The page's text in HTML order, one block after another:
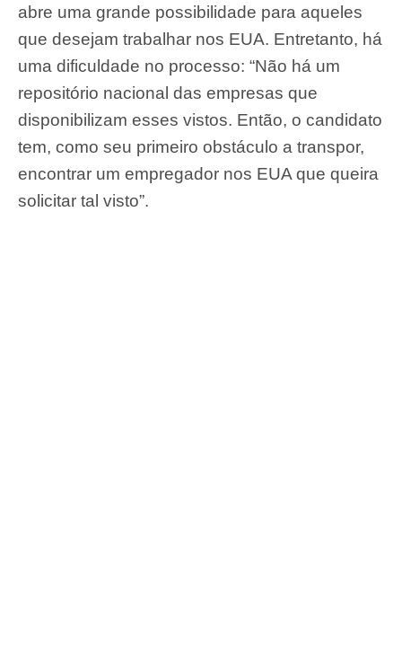
abre uma grande possibilidade para aqueles
que desejam trabalhar nos EUA. Entretanto, há
uma dificuldade no processo: “Não há um
repositório nacional das empresas que
disponibilizam esses vistos. Então, o candidato
tem, como seu primeiro obstáculo a transpor,
encontrar um empregador nos EUA que queira
solicitar tal visto”.